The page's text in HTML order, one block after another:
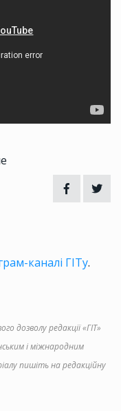
каналі ГІТу.
дозволу редакції «ГІТ»
і міжнародним
пишіть на редакційну